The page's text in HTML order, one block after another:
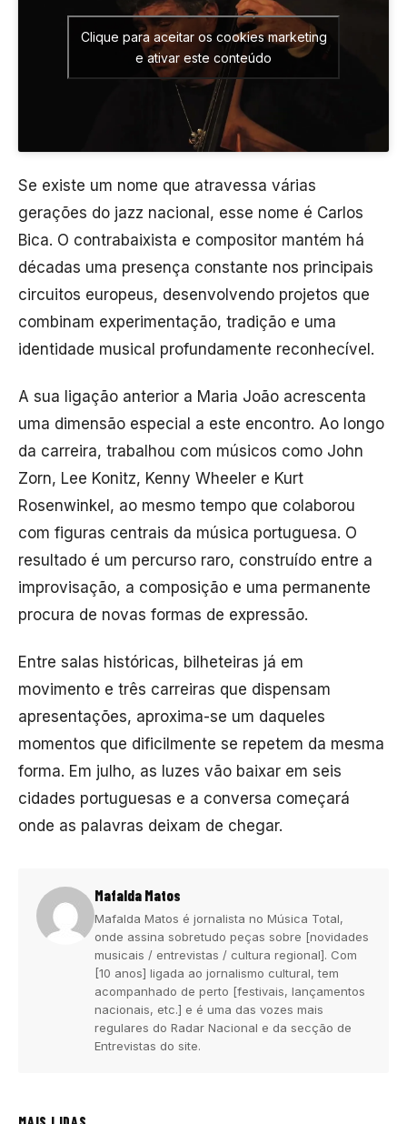
Clique para aceitar os cookies marketing
e ativar este conteúdo
Se existe um nome que atravessa várias
gerações do jazz nacional, esse nome é Carlos
Bica. O contrabaixista e compositor mantém há
décadas uma presença constante nos principais
circuitos europeus, desenvolvendo projetos que
combinam experimentação, tradição e uma
identidade musical profundamente reconhecível.
A sua ligação anterior a Maria João acrescenta
uma dimensão especial a este encontro. Ao longo
da carreira, trabalhou com músicos como John
Zorn, Lee Konitz, Kenny Wheeler e Kurt
Rosenwinkel, ao mesmo tempo que colaborou
com figuras centrais da música portuguesa. O
resultado é um percurso raro, construído entre a
improvisação, a composição e uma permanente
procura de novas formas de expressão.
Entre salas históricas, bilheteiras já em
movimento e três carreiras que dispensam
apresentações, aproxima-se um daqueles
momentos que dificilmente se repetem da mesma
forma. Em julho, as luzes vão baixar em seis
cidades portuguesas e a conversa começará
onde as palavras deixam de chegar.
Mafalda Matos
Mafalda Matos é jornalista no Música Total,
onde assina sobretudo peças sobre [novidades
musicais / entrevistas / cultura regional]. Com
[10 anos] ligada ao jornalismo cultural, tem
acompanhado de perto [festivais, lançamentos
nacionais, etc.] e é uma das vozes mais
regulares do Radar Nacional e da secção de
Entrevistas do site.